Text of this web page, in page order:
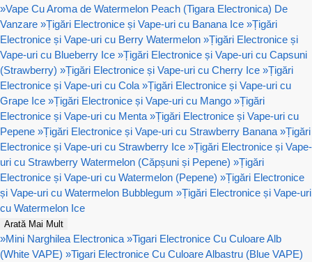
»Vape Cu Aroma de Watermelon Peach (Tigara Electronica) De
Vanzare »Țigări Electronice și Vape-uri cu Banana Ice »Țigări
Electronice și Vape-uri cu Berry Watermelon »Țigări Electronice și
Vape-uri cu Blueberry Ice »Țigări Electronice și Vape-uri cu Capsuni
(Strawberry) »Țigări Electronice și Vape-uri cu Cherry Ice »Țigări
Electronice și Vape-uri cu Cola »Țigări Electronice și Vape-uri cu
Grape Ice »Țigări Electronice și Vape-uri cu Mango »Țigări
Electronice și Vape-uri cu Menta »Țigări Electronice și Vape-uri cu
Pepene »Țigări Electronice și Vape-uri cu Strawberry Banana »Țigări
Electronice și Vape-uri cu Strawberry Ice »Țigări Electronice și Vape-
uri cu Strawberry Watermelon (Căpșuni și Pepene) »Țigări
Electronice și Vape-uri cu Watermelon (Pepene) »Țigări Electronice
și Vape-uri cu Watermelon Bubblegum »Țigări Electronice și Vape-uri
cu Watermelon Ice
Arată Mai Mult
»Mini Narghilea Electronica »Tigari Electronice Cu Culoare Alb
(White VAPE) »Tigari Electronice Cu Culoare Albastru (Blue VAPE)